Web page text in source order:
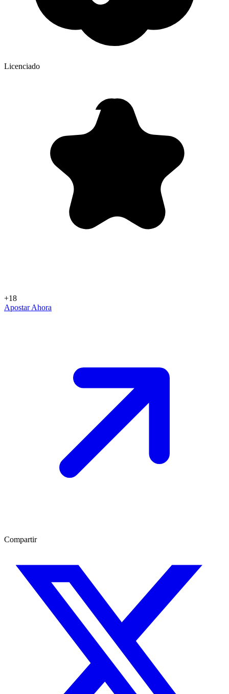
Licenciado
+18
Apostar Ahora
Compartir